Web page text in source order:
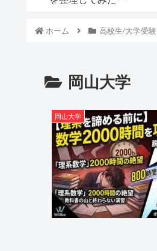
ホーム 高校生/大学受験
岡山大学
岡山大学